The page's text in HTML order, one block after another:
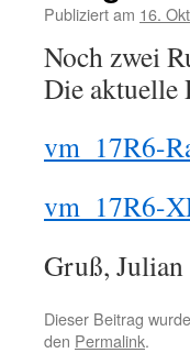
Publiziert am 16.
Noch zwei
Die aktuelle
vm_17R6-
vm_17R6-
Gruß, Julian
Dieser Beitrag
den Permalink.